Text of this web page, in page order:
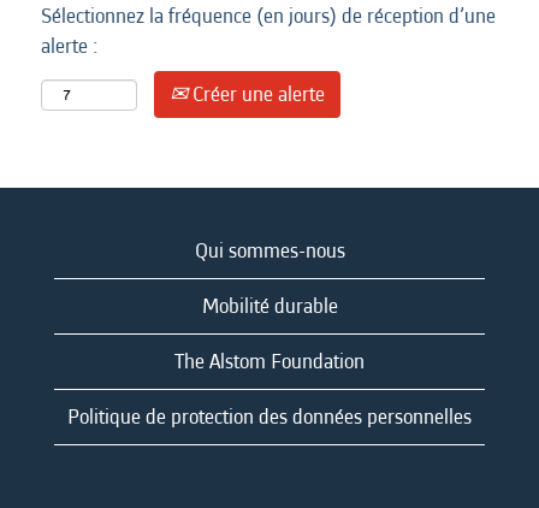
Sélectionnez la fréquence (en jours) de réception d’une
alerte :
Créer une alerte
Qui sommes-nous
Mobilité durable
The Alstom Foundation
Politique de protection des données personnelles